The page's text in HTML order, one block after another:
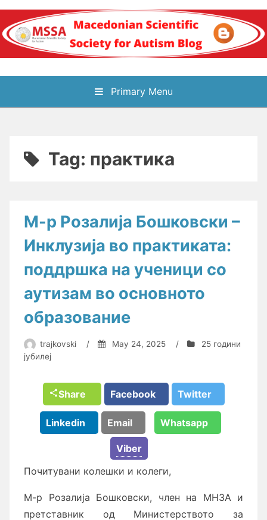
Skip
content
Блог на
Македонското научно
здружение за
Primary Menu
Tag: практика
М-р Розалија Бошковски –
Инклузија во практиката:
поддршка на ученици со
аутизам во основното
образование
trajkovski / May 24, 2025 /
25 години
јубилеј
Share Facebook Twitter
Linkedin Email Whatsapp
Viber
Почитувани колешки и колеги,
M-p Розалија Бошковски, член на МНЗА и
претставник од Министерството за